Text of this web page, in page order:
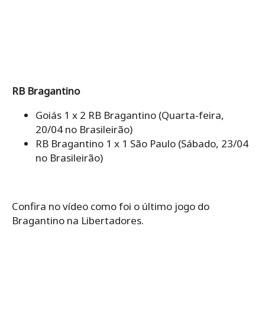
RB Bragantino
Goiás 1 x 2 RB Bragantino (Quarta-feira,
20/04 no Brasileirão)
RB Bragantino 1 x 1 São Paulo (Sábado, 23/04
no Brasileirão)
Confira no vídeo como foi o último jogo do
Bragantino na Libertadores.